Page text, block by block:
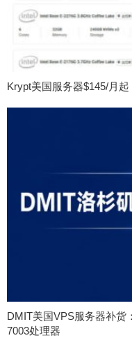
Krypt美国服务器$145/月
DMIT美国VPS服务器补货
7003处理器